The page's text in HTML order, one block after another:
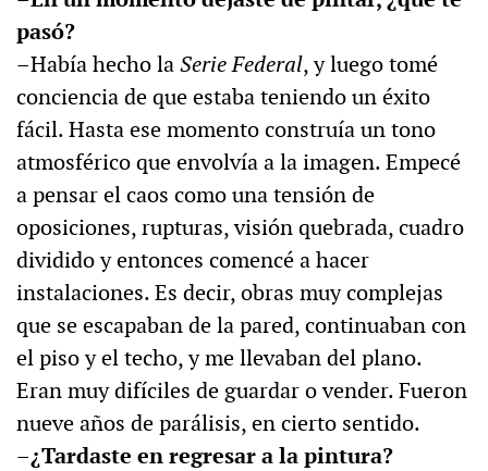
pasó?
–Había hecho laSerie Federal, y luego tomé
conciencia de que estaba teniendo un éxito
fácil. Hasta ese momento construía un tono
atmosférico que envolvía a la imagen. Empecé
a pensar el caos como una tensión de
oposiciones, rupturas, visión quebrada, cuadro
dividido y entonces comencé a hacer
instalaciones. Es decir, obras muy complejas
que se escapaban de la pared, continuaban con
el piso y el techo, y me llevaban del plano.
Eran muy difíciles de guardar o vender. Fueron
nueve años de parálisis, en cierto sentido.
–¿Tardaste en regresar a la pintura?